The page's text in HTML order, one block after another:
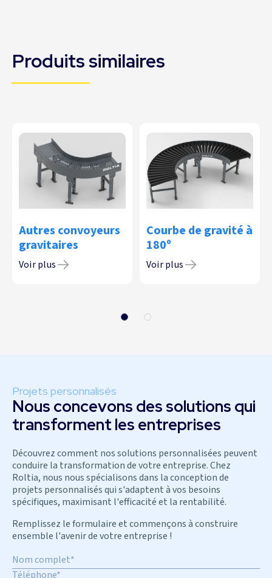
Produits similaires
Autres convoyeurs
gravitaires
Voir plus
Courbe de gravité à
180º
Voir plus
Projets personnalisés
Nous concevons des solutions qui
transforment les entreprises
Découvrez comment nos solutions personnalisées peuvent
conduire la transformation de votre entreprise. Chez
Roltia, nous nous spécialisons dans la conception de
projets personnalisés qui s'adaptent à vos besoins
spécifiques, maximisant l'efficacité et la rentabilité.
Remplissez le formulaire et commençons à construire
ensemble l'avenir de votre entreprise !